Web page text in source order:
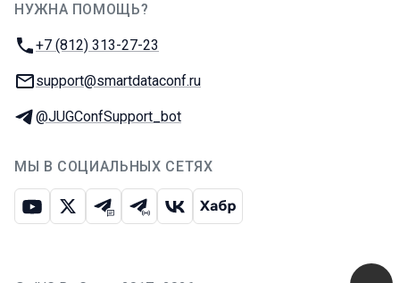
НУЖНА ПОМОЩЬ?
Телефон:
+7 (812) 313-27-23
E-mail:
support@smartdataconf.ru
Телеграм:
@JUGConfSupport_bot
МЫ В СОЦИАЛЬНЫХ СЕТЯХ
ЮтубИкс Телеграм-чат
Телеграм-канал
ВКонтакте
Хабр